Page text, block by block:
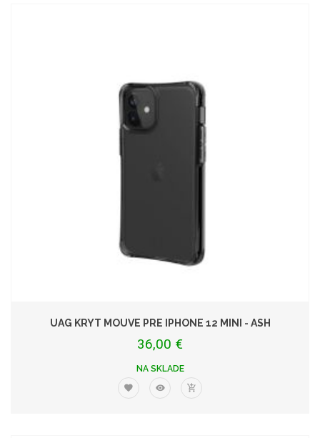
UAG KRYT MOUVE PRE IPHONE 12 MINI - ASH
36,00 €
NA SKLADE